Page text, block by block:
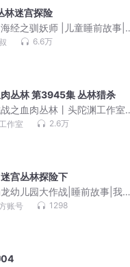
林迷宫探险
经之驯妖师 |儿童睡前故事|
大有叔叔6.6万
丛林 第3945集 丛林猎杀
之血肉丛林丨头陀渊工作室
丨多人有声剧
作室 2.6万
宫丛林探险下
幼儿园大作战|睡前故事|我是
账号 1298
04